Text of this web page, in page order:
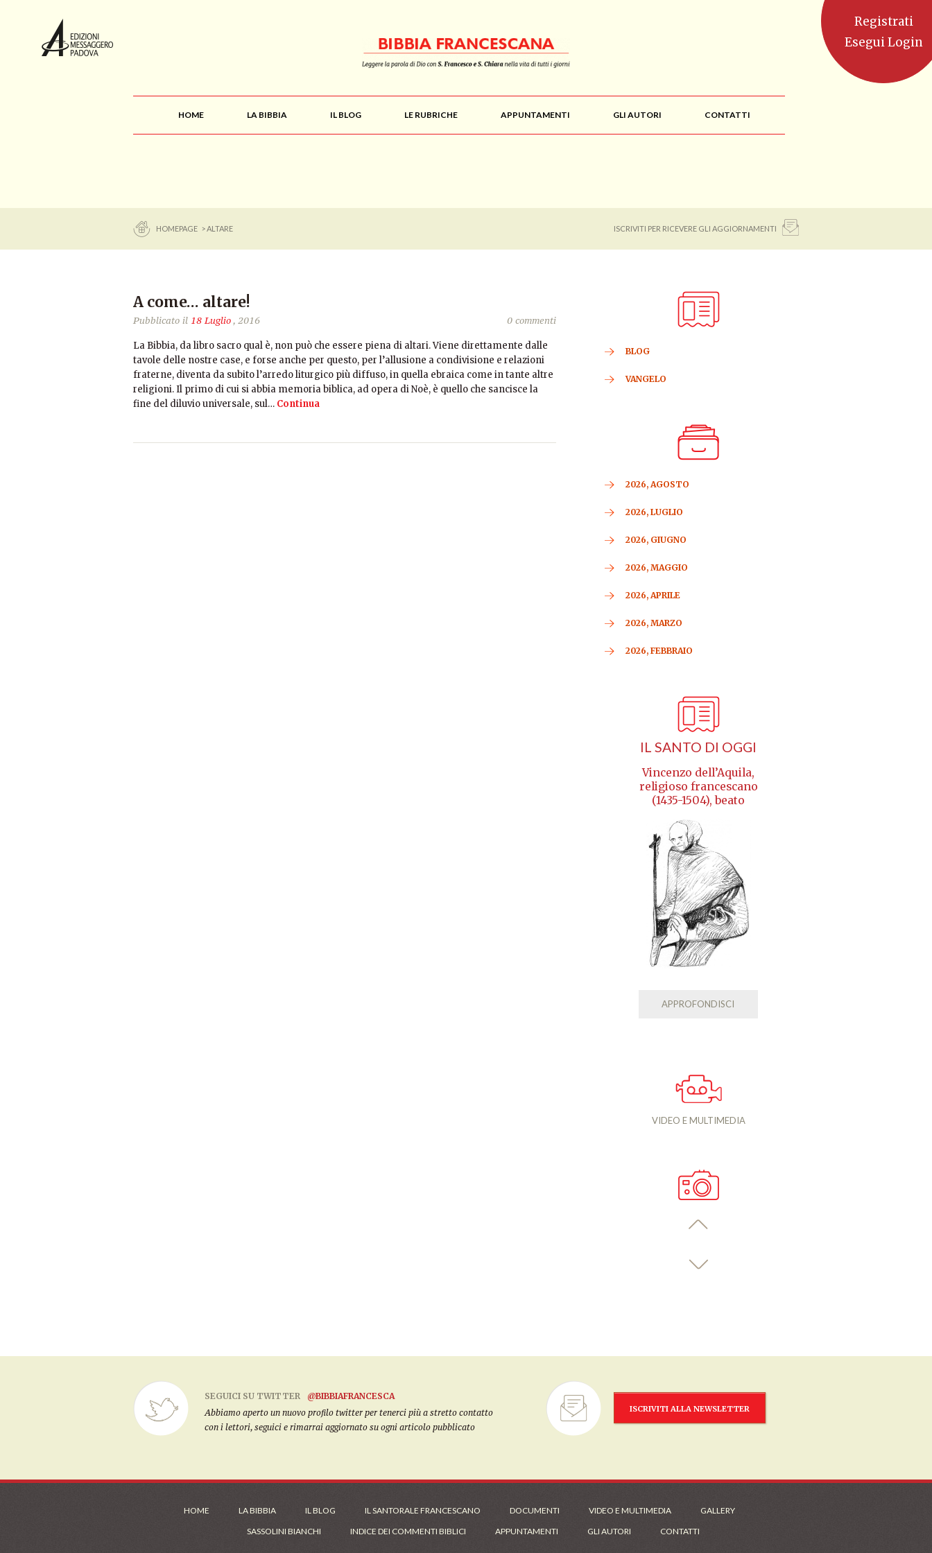
HOME LA BIBBIA IL BLOG LE RUBRICHE APPUNTAMENTI GLI AUTORI CONTATTI
HOMEPAGE > ALTARE ISCRIVITI PER RICEVERE GLI AGGIORNAMENTI
A come… altare!
Pubblicato il 18 Luglio, 2016 0 commenti
La Bibbia, da libro sacro qual è, non può che essere piena di altari. Viene direttamente dalle
tavole delle nostre case, e forse anche per questo, per l’allusione a condivisione e relazioni
fraterne, diventa da subito l’arredo liturgico più diffuso, in quella ebraica come in tante altre
religioni. Il primo di cui si abbia memoria biblica, ad opera di Noè, è quello che sancisce la
fine del diluvio universale, sul… Continua
BLOG
VANGELO
2026, AGOSTO
2026, LUGLIO
2026, GIUGNO
2026, MAGGIO
2026, APRILE
2026, MARZO
2026, FEBBRAIO
IL SANTO DI OGGI
Vincenzo dell’Aquila,
religioso francescano
(1435-1504), beato
APPROFONDISCI
VIDEO E MULTIMEDIA
SEGUICI SU TWITTER
@BIBBIAFRANCESCA
Abbiamo aperto un nuovo profilo twitter per tenerci più a stretto contatto
con i lettori, seguici e rimarrai aggiornato su ogni articolo pubblicato
ISCRIVITI ALLA NEWSLETTER
HOME LA BIBBIA IL BLOG IL SANTORALE FRANCESCANO DOCUMENTI VIDEO E MULTIMEDIA
GALLERY
SASSOLINI BIANCHI
INDICE DEI COMMENTI BIBLICI APPUNTAMENTI GLI AUTORI CONTATTI
Registrati
Esegui Login